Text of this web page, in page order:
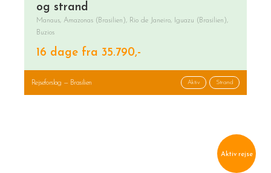
og strand
Manaus, Amazonas (Brasilien), Rio de Janeiro, Iguazu (Brasilien),
Buzios
16 dage fra 35.790,-
Rejseforslag — Brasilien Aktiv Strand
Aktiv rejse